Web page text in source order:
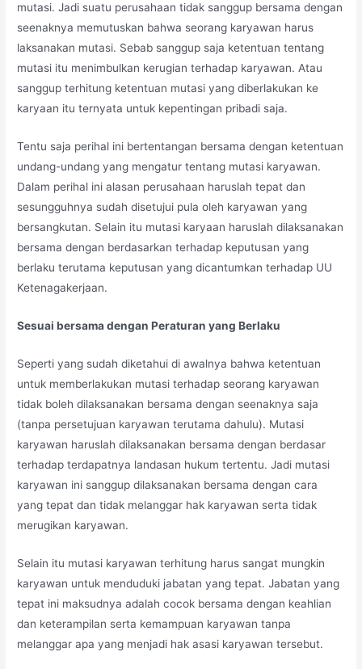
mutasi. Jadi suatu perusahaan tidak sanggup bersama dengan
seenaknya memutuskan bahwa seorang karyawan harus
laksanakan mutasi. Sebab sanggup saja ketentuan tentang
mutasi itu menimbulkan kerugian terhadap karyawan. Atau
sanggup terhitung ketentuan mutasi yang diberlakukan ke
karyaan itu ternyata untuk kepentingan pribadi saja.
Tentu saja perihal ini bertentangan bersama dengan ketentuan
undang-undang yang mengatur tentang mutasi karyawan.
Dalam perihal ini alasan perusahaan haruslah tepat dan
sesungguhnya sudah disetujui pula oleh karyawan yang
bersangkutan. Selain itu mutasi karyaan haruslah dilaksanakan
bersama dengan berdasarkan terhadap keputusan yang
berlaku terutama keputusan yang dicantumkan terhadap UU
Ketenagakerjaan.
Sesuai bersama dengan Peraturan yang Berlaku
Seperti yang sudah diketahui di awalnya bahwa ketentuan
untuk memberlakukan mutasi terhadap seorang karyawan
tidak boleh dilaksanakan bersama dengan seenaknya saja
(tanpa persetujuan karyawan terutama dahulu). Mutasi
karyawan haruslah dilaksanakan bersama dengan berdasar
terhadap terdapatnya landasan hukum tertentu. Jadi mutasi
karyawan ini sanggup dilaksanakan bersama dengan cara
yang tepat dan tidak melanggar hak karyawan serta tidak
merugikan karyawan.
Selain itu mutasi karyawan terhitung harus sangat mungkin
karyawan untuk menduduki jabatan yang tepat. Jabatan yang
tepat ini maksudnya adalah cocok bersama dengan keahlian
dan keterampilan serta kemampuan karyawan tanpa
melanggar apa yang menjadi hak asasi karyawan tersebut.